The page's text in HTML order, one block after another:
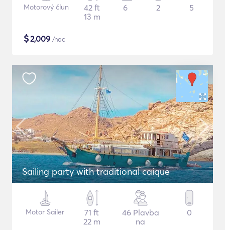
Motorový člun
42 ft
13 m
6 2 5
$2,009 /noc
Sailing party with traditional caique
Motor Sailer
71 ft
22 m
46 Plavba
na
0